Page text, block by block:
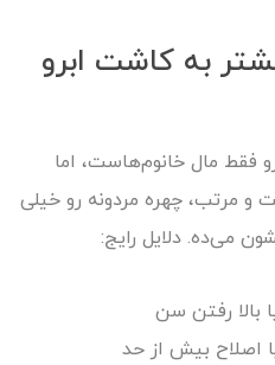
به کاشت ابرو
فقط مال خانوم‌هاست، اما
و مرتب، چهره مردونه رو خیلی
می‌ده. دلایل رایج:
بالا رفتن سن
اصلاح بیش از حد